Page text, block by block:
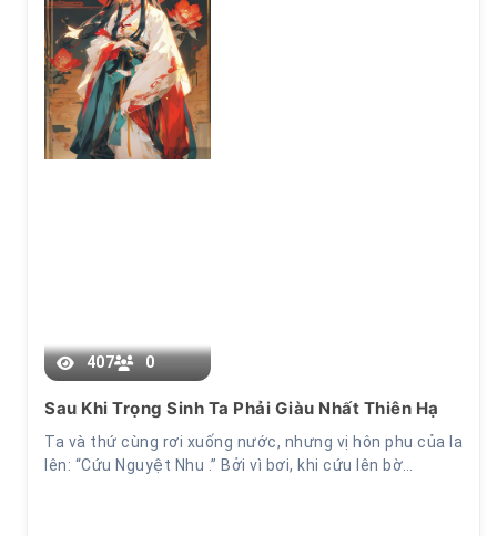
407 0
Sau Khi Trọng Sinh Ta Phải Giàu Nhất Thiên Hạ
Ta và thứ cùng rơi xuống nước, nhưng vị hôn phu của la
lên: “Cứu Nguyệt Nhu .” Bởi vì bơi, khi cứu lên bờ…